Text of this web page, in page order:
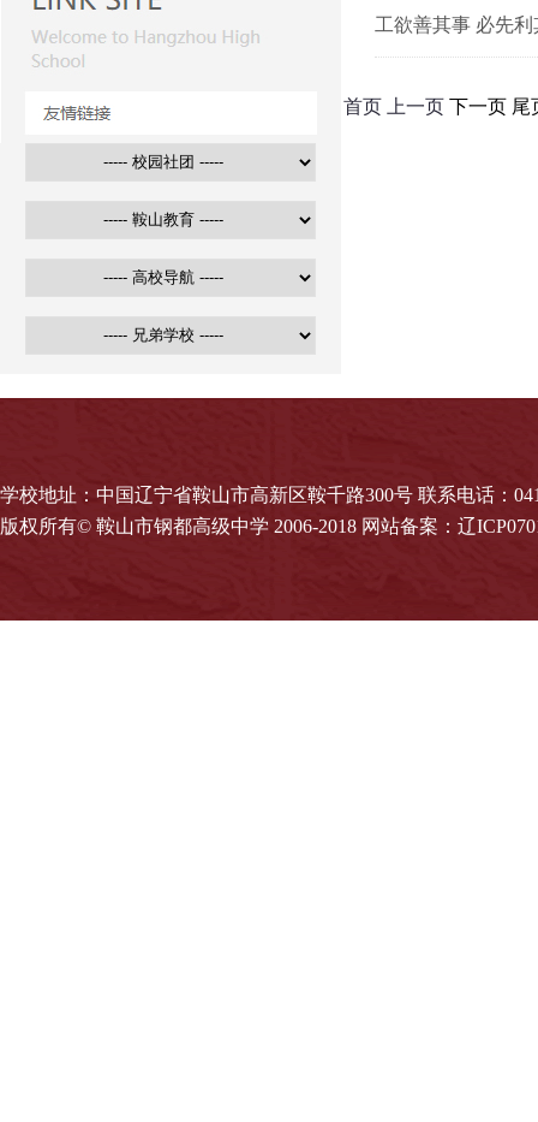
工欲善其事 必先利
首页 上一页 下一页 尾
学校地址：中国辽宁省鞍山市高新区鞍千路300号 联系电话：
版权所有© 鞍山市钢都高级中学 2006-2018 网站备案：辽